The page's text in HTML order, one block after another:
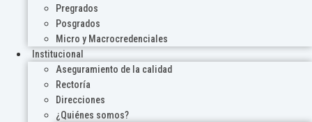
Pregrados
Posgrados
Micro y Macrocredenciales
Institucional
Aseguramiento de la calidad
Rectoría
Direcciones
¿Quiénes somos?